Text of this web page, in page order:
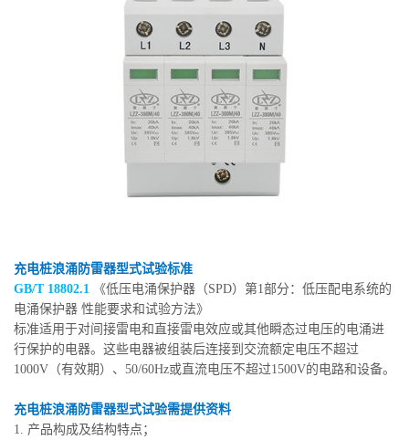
充电桩浪涌防雷器型式试验标准
GB/T 18802.1
《低压电涌保护器（SPD）第1部分：低压配电系统的
电涌保护器 性能要求和试验方法》
标准适用于对间接雷电和直接雷电效应或其他瞬态过电压的电涌进
行保护的电器。这些电器被组装后连接到交流额定电压不超过
1000V（有效期）、50/60Hz或直流电压不超过1500V的电路和设备。
充电桩浪涌防雷器型式试验需提供资料
1. 产品构成及结构特点；